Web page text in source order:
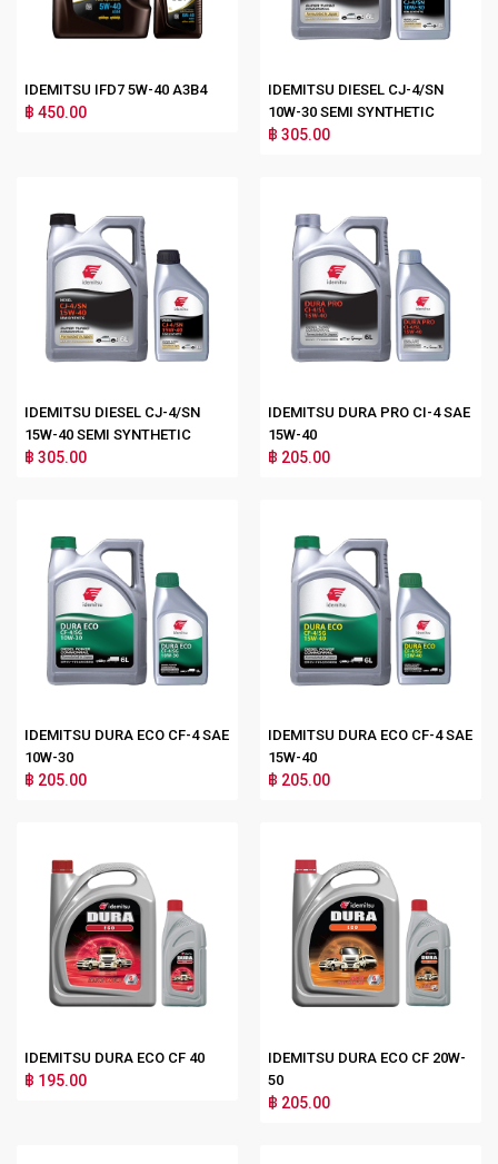
IDEMITSU IFD7 5W-40 A3B4
฿ 450.00
IDEMITSU DIESEL CJ-4/SN
10W-30 SEMI SYNTHETIC
฿ 305.00
IDEMITSU DIESEL CJ-4/SN
15W-40 SEMI SYNTHETIC
฿ 305.00
IDEMITSU DURA PRO CI-4 SAE
15W-40
฿ 205.00
IDEMITSU DURA ECO CF-4 SAE
10W-30
฿ 205.00
IDEMITSU DURA ECO CF-4 SAE
15W-40
฿ 205.00
IDEMITSU DURA ECO CF 40
฿ 195.00
IDEMITSU DURA ECO CF 20W-
50
฿ 205.00